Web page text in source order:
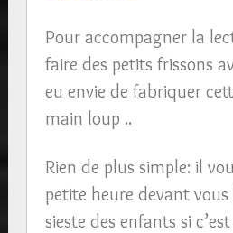
Pour accompagner la
faire des petits frissons
eu envie de fabriquer
main loup ..
Rien de plus simple: il
petite heure devant
sieste des enfants si